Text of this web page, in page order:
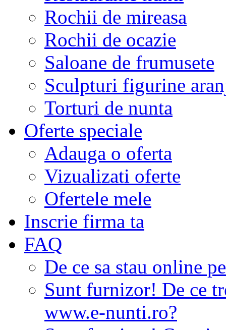
Rochii de mireasa
Rochii de ocazie
Saloane de frumusete
Sculpturi figurine
Torturi de nunta
Oferte speciale
Adauga o oferta
Vizualizati oferte
Ofertele mele
Inscrie firma ta
FAQ
De ce sa stau online
Sunt furnizor! De ce
www.e-nunti.ro?